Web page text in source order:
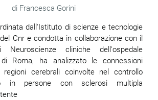
Francesca Gorini
dall'Istituto di scienze e tecnologie
Cnr e condotta in collaborazione con il
Neuroscienze cliniche dell'ospedale
di Roma, ha analizzato le connessioni
cerebrali coinvolte nel controllo
in persone con sclerosi multipla